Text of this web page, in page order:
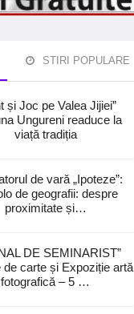
STIRI POPULARE
și Joc pe Valea Jijiei”
Ungureni readuce la
viață tradiția
de vară „Ipoteze”:
de geografii: despre
proximitate și…
DE SEMINARIST”
de carte și Expoziție artă
fotografică – 5 …